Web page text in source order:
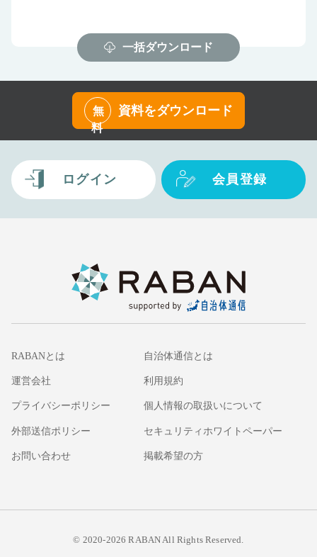
一括ダウンロード
無
料
資料をダウンロード
ログイン 会員登録
RABANとは 自治体通信とは
運営会社 利用規約
プライバシーポリシー 個人情報の取扱いについて
外部送信ポリシー セキュリティホワイトペーパー
お問い合わせ 掲載希望の方
© 2020-2026 RABAN All Rights Reserved.